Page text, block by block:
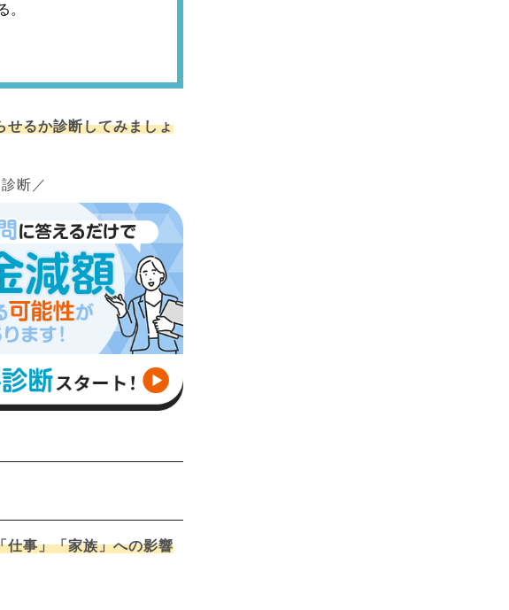
。
せるか診断してみましょ
断／
仕事」「家族」への影響